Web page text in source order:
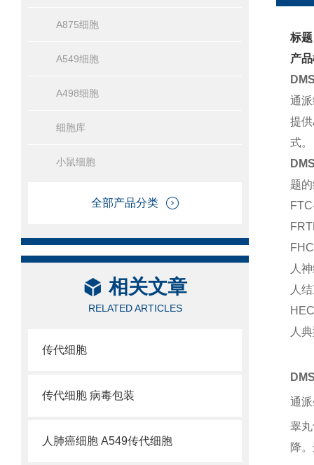
A875细胞
A549细胞
A498细胞
细胞库
小鼠细胞
全部产品分类
相关文章
RELATED ARTICLES
传代细胞
传代细胞 病毒包装
人肺癌细胞 A549传代细胞
标
产
通
提
式。
题
人
人
人
通
睾
降